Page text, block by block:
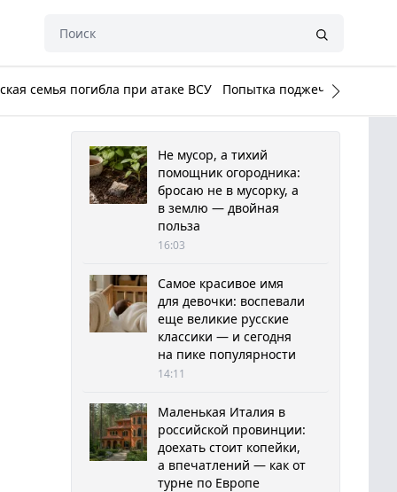
семья погибла при атаке ВСУ Попытка поджечь Белый
Не мусор, а тихий
помощник огородника:
бросаю не в мусорку, а
в землю — двойная
польза
16:03
Самое красивое имя
для девочки: воспевали
еще великие русские
классики — и сегодня
на пике популярности
14:11
Маленькая Италия в
российской провинции:
доехать стоит копейки,
а впечатлений — как от
турне по Европе